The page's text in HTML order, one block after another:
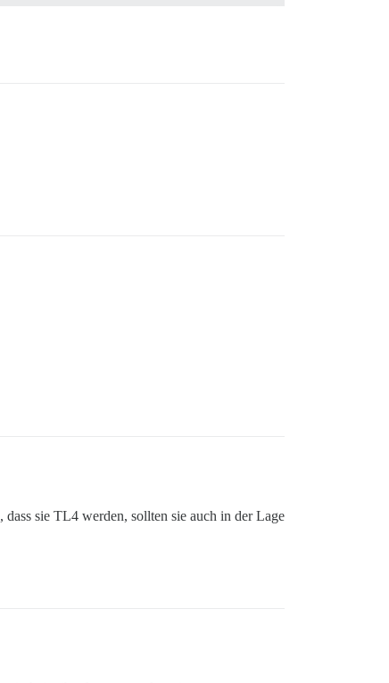
sie TL4 werden, sollten sie auch in der Lage